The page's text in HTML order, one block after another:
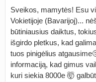
Sveikos, mamytės! Esu
Vokietijoje (Bavarijoj)...
būtiniausius daiktus,
išgirdo pletkus, kad
tuos pinigėlius
informaciją, kad gimus
kuri siekia 8000e 🤯